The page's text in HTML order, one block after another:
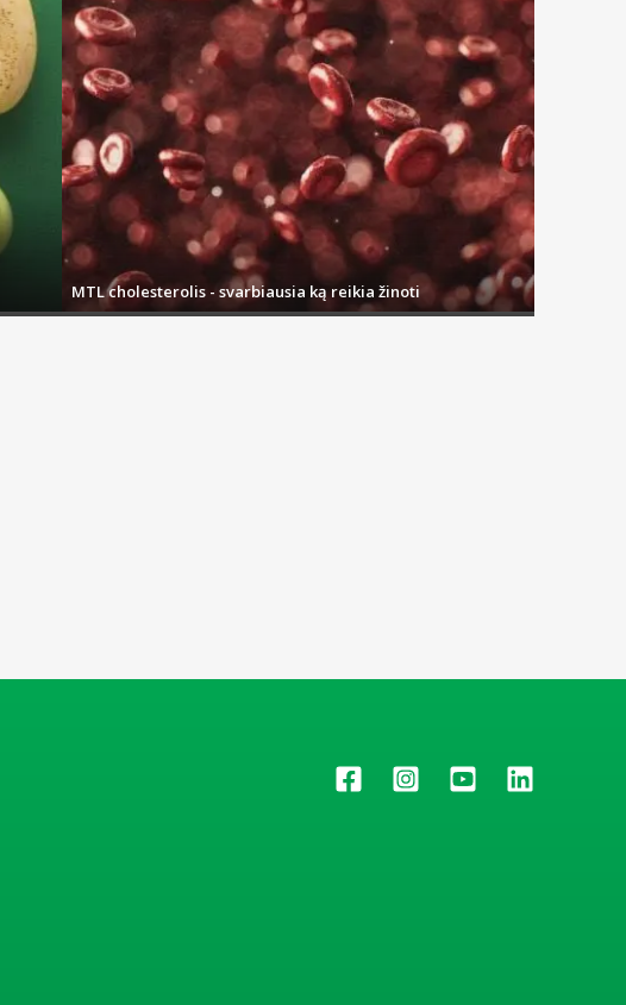
MTL cholesterolis - svarbiausia ką reikia žinoti